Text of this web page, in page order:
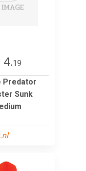
4.19
Predator
Sunk